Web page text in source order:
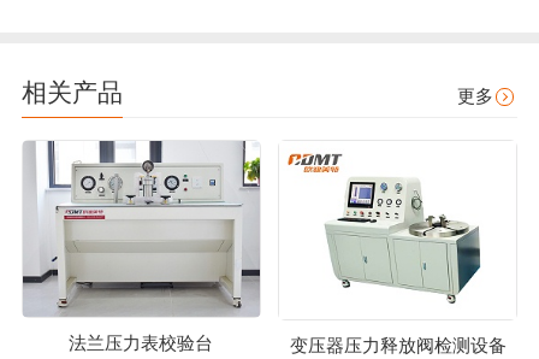
相关产品 更多
法兰压力表校验台 变压器压力释放阀检测设备